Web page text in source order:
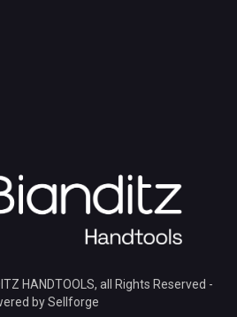
HANDTOOLS, all Rights Reserved -
by Sellforge